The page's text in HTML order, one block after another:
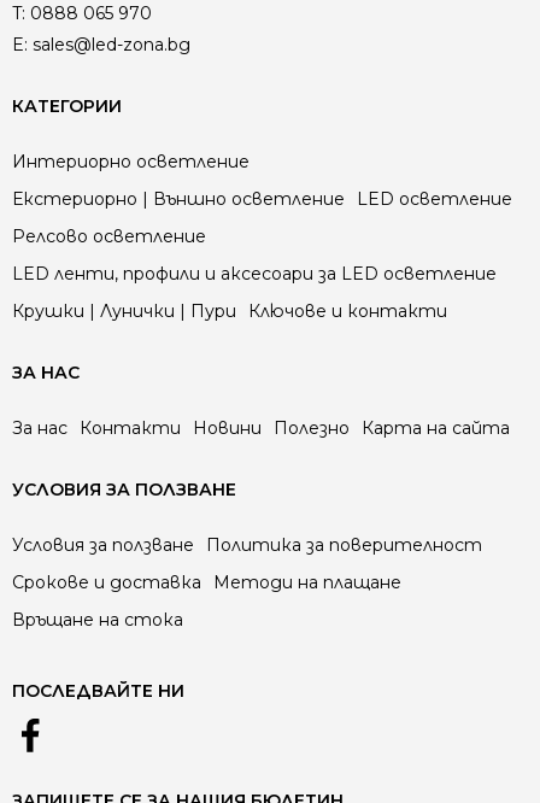
T: 0888 065 970
E: sales@led-zona.bg
КАТЕГОРИИ
Интериорно осветление
Екстериорно | Външно осветление
LED осветление
Релсово осветление
LED ленти, профили и аксесоари за LED осветление
Крушки | Лунички | Пури
Ключове и контакти
ЗА НАС
За нас Контакти Новини Полезно Карта на сайта
УСЛОВИЯ ЗА ПОЛЗВАНЕ
Условия за ползване
Политика за поверителност
Срокове и доставка
Методи на плащане
Връщане на стока
ПОСЛЕДВАЙТЕ НИ